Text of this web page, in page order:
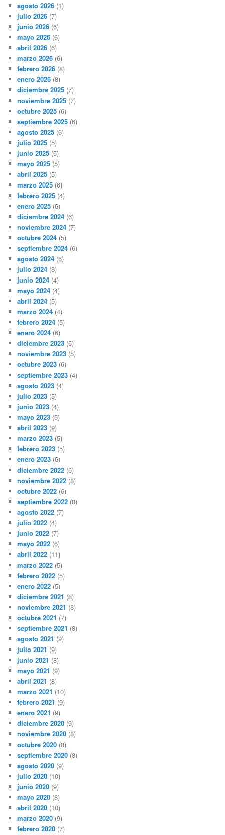
agosto 2026 (1)
julio 2026 (7)
junio 2026 (6)
mayo 2026 (6)
abril 2026 (6)
marzo 2026 (6)
febrero 2026 (8)
enero 2026 (8)
diciembre 2025 (7)
noviembre 2025 (7)
octubre 2025 (6)
septiembre 2025 (6)
agosto 2025 (6)
julio 2025 (5)
junio 2025 (5)
mayo 2025 (5)
abril 2025 (5)
marzo 2025 (6)
febrero 2025 (4)
enero 2025 (6)
diciembre 2024 (6)
noviembre 2024 (7)
octubre 2024 (5)
septiembre 2024 (6)
agosto 2024 (6)
julio 2024 (8)
junio 2024 (4)
mayo 2024 (4)
abril 2024 (5)
marzo 2024 (4)
febrero 2024 (5)
enero 2024 (6)
diciembre 2023 (5)
noviembre 2023 (5)
octubre 2023 (6)
septiembre 2023 (4)
agosto 2023 (4)
julio 2023 (5)
junio 2023 (4)
mayo 2023 (5)
abril 2023 (9)
marzo 2023 (5)
febrero 2023 (5)
enero 2023 (6)
diciembre 2022 (6)
noviembre 2022 (8)
octubre 2022 (6)
septiembre 2022 (8)
agosto 2022 (7)
julio 2022 (4)
junio 2022 (7)
mayo 2022 (6)
abril 2022 (11)
marzo 2022 (5)
febrero 2022 (5)
enero 2022 (5)
diciembre 2021 (8)
noviembre 2021 (8)
octubre 2021 (7)
septiembre 2021 (8)
agosto 2021 (9)
julio 2021 (9)
junio 2021 (8)
mayo 2021 (9)
abril 2021 (8)
marzo 2021 (10)
febrero 2021 (9)
enero 2021 (9)
diciembre 2020 (9)
noviembre 2020 (8)
octubre 2020 (8)
septiembre 2020 (8)
agosto 2020 (9)
julio 2020 (10)
junio 2020 (9)
mayo 2020 (8)
abril 2020 (10)
marzo 2020 (9)
febrero 2020 (7)